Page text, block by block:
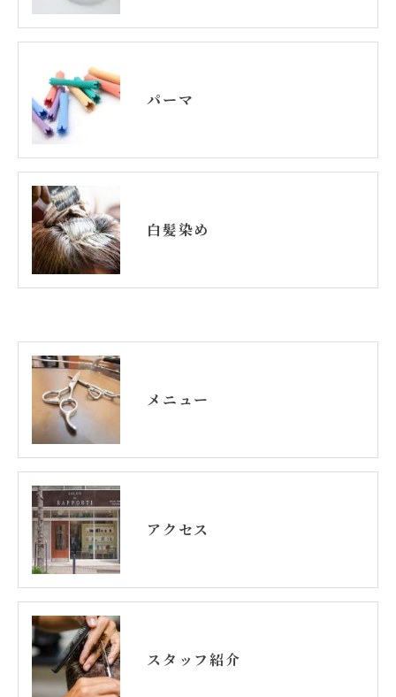
パーマ
白髪染め
メニュー
アクセス
スタッフ紹介